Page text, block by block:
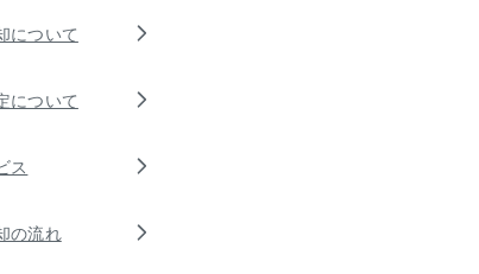
について
について
ス
の流れ